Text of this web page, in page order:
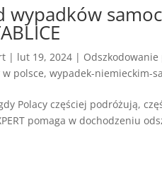
wypadków
| lut 19, 2024 |
polsce,wypadek-niemieckim-
Polacy częściej podróżują,
pomaga w dochodzeniu